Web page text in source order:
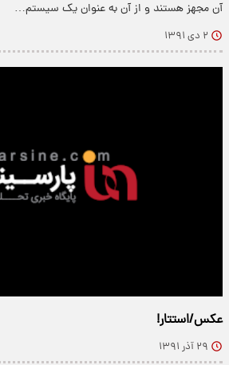
آن مجهز هستند و از آن به عنوان یک سیستم…
۲ دی ۱۳۹۱
عکس/استتار!
۲۹ آذر ۱۳۹۱